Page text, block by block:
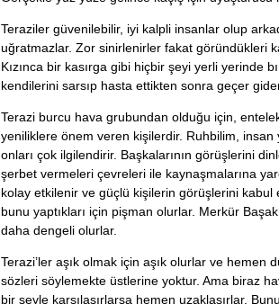
Teraziler güvenilebilir, iyi kalpli insanlar olup
uğratmazlar. Zor sinirlenirler fakat göründükleri
Kızınca bir kasırga gibi hiçbir şeyi yerli yerinde
kendilerini sarsıp hasta ettikten sonra geçer
Terazi burcu hava grubundan olduğu için,
yeniliklere önem veren kişilerdir. Ruhbilim, insan
onları çok ilgilendirir. Başkalarının görüşlerini
şerbet vermeleri çevreleri ile kaynaşmalarına
kolay etkilenir ve güçlü kişilerin görüşlerini kabul
bunu yaptıkları için pişman olurlar. Merkür
daha dengeli olurlar.
Terazi’ler aşık olmak için aşık olurlar ve hemen
sözleri söylemekte üstlerine yoktur. Ama biraz
bir şeyle karşılaşırlarsa hemen uzaklaşırlar.